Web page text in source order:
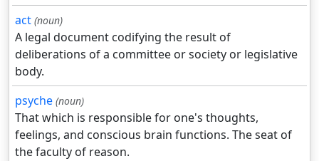
act (noun)
A legal document codifying the result of
deliberations of a committee or society or legislative
body.
psyche (noun)
That which is responsible for one's thoughts,
feelings, and conscious brain functions. The seat of
the faculty of reason.